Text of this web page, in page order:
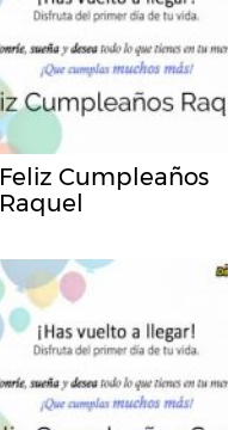
Feliz Cumpleaños
Raquel